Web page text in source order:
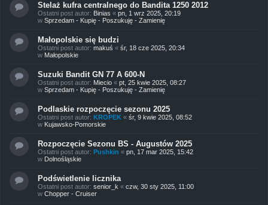
Stelaż kufra centralnego do Bandita 1250 2012
Ostatni post autor: Binias « pn, 1 wrz 2025, 20:19
w Sprzedam - Kupię - Poszukuję - Zamienię
Małopolskie się budzi
Ostatni post autor: makuś « śr, 18 cze 2025, 20:34
w Małopolskie
Suzuki Bandit GN 77 A 600-N
Ostatni post autor: Miecio « pt, 25 kwie 2025, 08:27
w Sprzedam - Kupię - Poszukuję - Zamienię
Podlaskie rozpoczęcie sezonu 2025
Ostatni post autor: KROPEK « śr, 9 kwie 2025, 08:52
w Kujawsko-Pomorskie
Rozpoczęcie Sezonu BS - Augustów 2025
Ostatni post autor: Pushkin « pn, 17 mar 2025, 15:42
w Dolnośląskie
Podświetlenie licznika
Ostatni post autor: senior_k « czw, 30 sty 2025, 11:00
w Chopper - Cruiser